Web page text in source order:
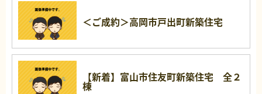
＜ご成約＞高岡市戸出町新築住宅
【新着】富山市住友町新築住宅 全２
棟